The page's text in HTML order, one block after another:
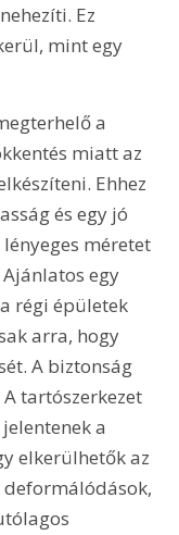
Ez
mint egy
a
miatt az
Ehhez
és egy jó
méretet
egy
régi épületek
arra, hogy
A biztonság
tartószerkezet
a
elkerülhetők az
deformálódások,